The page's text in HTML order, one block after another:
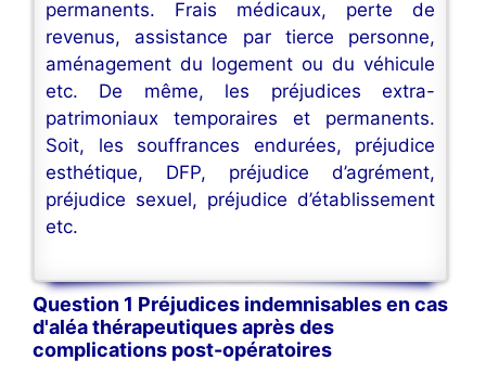
permanents. Frais médicaux, perte de
revenus, assistance par tierce personne,
aménagement du logement ou du véhicule
etc. De même, les préjudices extra-
patrimoniaux temporaires et permanents.
Soit, les souffrances endurées, préjudice
esthétique, DFP, préjudice d’agrément,
préjudice sexuel, préjudice d’établissement
etc.
Question 1 Préjudices indemnisables en cas
d'aléa thérapeutiques après des
complications post-opératoires